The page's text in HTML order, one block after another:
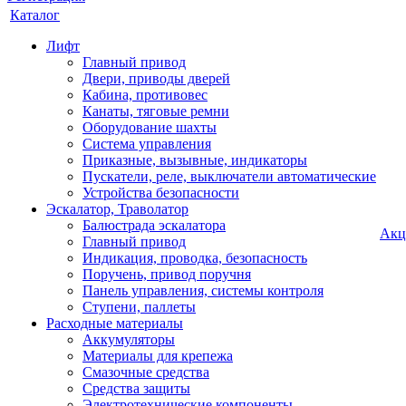
Каталог
Лифт
Главный привод
Двери, приводы дверей
Кабина, противовес
Канаты, тяговые ремни
Оборудование шахты
Система управления
Приказные, вызывные, индикаторы
Пускатели, реле, выключатели автоматические
Устройства безопасности
Эскалатор, Траволатор
Балюстрада эскалатора
Главный привод
Индикация, проводка, безопасность
Поручень, привод поручня
Панель управления, системы контроля
Ступени, паллеты
Расходные материалы
Аккумуляторы
Материалы для крепежа
Смазочные средства
Средства защиты